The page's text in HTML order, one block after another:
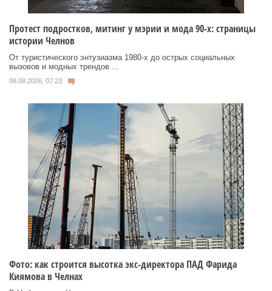
Протест подростков, митинг у мэрии и мода 90-х: страницы
истории Челнов
От туристического энтузиазма 1980‑х до острых социальных
вызовов и модных трендов ...
08.08.2026, 07:23
Фото: как строится высотка экс-директора ПАД Фарида
Киямова в Челнах